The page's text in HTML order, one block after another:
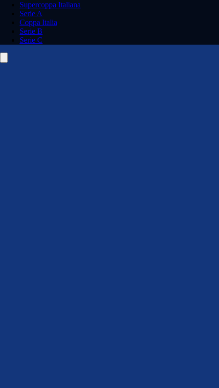
Supercoppa Italiana
Serie A
Coppa Italia
Serie B
Serie C